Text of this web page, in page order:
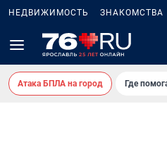
НЕДВИЖИМОСТЬ ЗНАКОМСТВА
Атака БПЛА на город Где